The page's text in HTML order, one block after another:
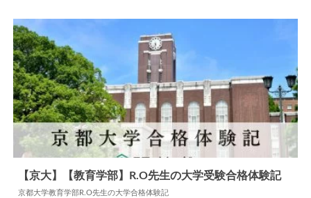
【京大】【教育学部】R.O先生の大学受験合格体験記
京都大学教育学部R.O先生の大学合格体験記